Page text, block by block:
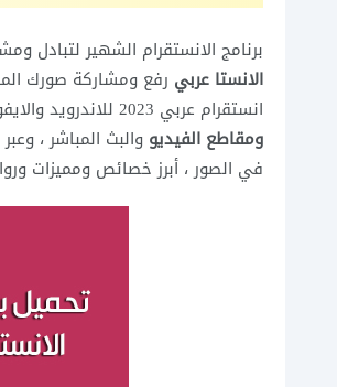
برنامج الانستقرام الشهير لتبادل
الانستا عربي رفع ومشاركة صورك
انستقرام عربي 2023 للاندرويد والايفون والكمبيوتر يتيح لك والتواصل والتفاعل مع الاصدقاء والاهل والمتابعين بسهولة عبر
ومقاطع الفيديو والبث المباشر ،
في الصور ، أبرز خصائص ومميزات وروابط تحميل الانستقرام